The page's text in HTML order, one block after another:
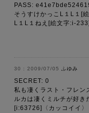
PASS:
そうすけかっこL１L１[
L１L１ねえ[絵文字:i-
2009/07/05 ふゆみ
SECRET: 0
私も凄くラスト・フレ
ルカは凄くミルチが好
[i:63726]〈カッコイイ〉